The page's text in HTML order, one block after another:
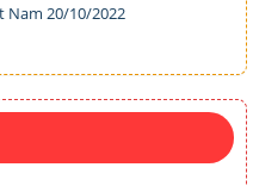
Nam 20/10/2022